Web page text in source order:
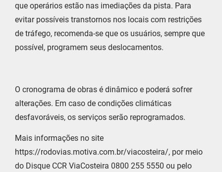
que operários estão nas imediações da pista. Para
evitar possíveis transtornos nos locais com restrições
de tráfego, recomenda-se que os usuários, sempre que
possível, programem seus deslocamentos.
O cronograma de obras é dinâmico e poderá sofrer
alterações. Em caso de condições climáticas
desfavoráveis, os serviços serão reprogramados.
Mais informações no site
https://rodovias.motiva.com.br/viacosteira/, por meio
do Disque CCR ViaCosteira 0800 255 5550 ou pelo